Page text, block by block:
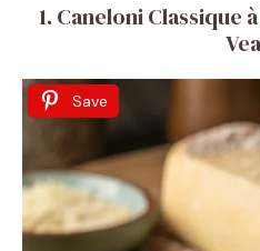
1. Caneloni Classique
Save